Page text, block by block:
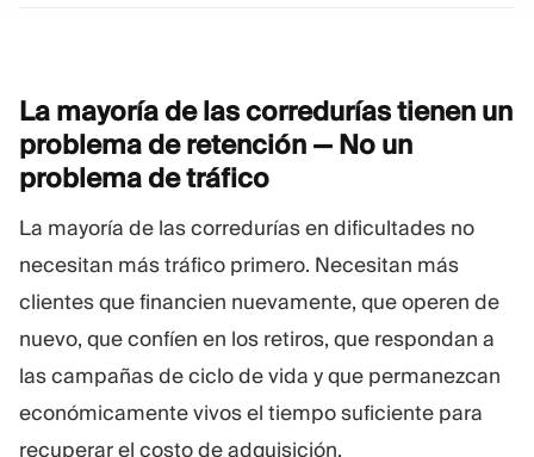
La mayoría de las corredurías tienen un
problema de retención — No un
problema detráfico
La mayoría de las corredurías en dificultades no
necesitan más tráfico primero. Necesitan más
clientes que financien nuevamente, que operen de
nuevo, que confíen en los retiros, que respondan a
las campañas de ciclo de vida y que permanezcan
económicamente vivos el tiempo suficiente para
recuperar el costo de adquisición.
RECURSOS
Guía de marketing
Blog
Tutoriales en vídeo
Calculadora
Plan de negocio
MÁS
Sobre Nosotros
Equipo
Números
Noticias de la empresa
Carreras